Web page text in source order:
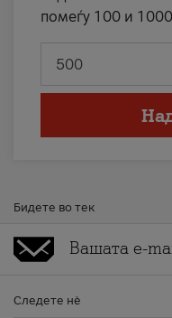
помеѓу 100 и
Бидете во тек
Следете нè